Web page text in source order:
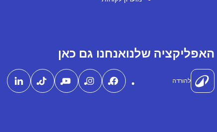
האפליקציה שלנו
להורדה
אנחנו גם כאן